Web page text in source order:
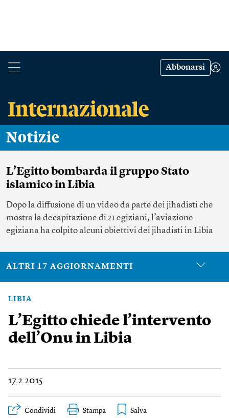
Abbonarsi
Notizie
L’Egitto bombarda il gruppo Stato
islamico in Libia
Dopo la diffusione di un video da parte dei jihadisti che
mostra la decapitazione di 21 egiziani, l’aviazione
egiziana ha colpito alcuni obiettivi dei jihadisti in Libia
ALTRI 17 AGGIORNAMENTI
LIBIA
L’Egitto chiede l’intervento
dell’Onu in Libia
17.2.2015
Condividi Stampa